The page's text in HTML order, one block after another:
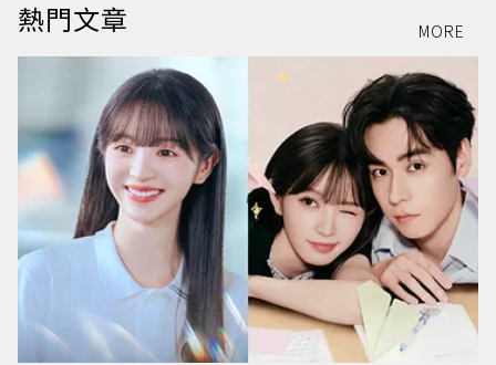
熱門文章 MORE